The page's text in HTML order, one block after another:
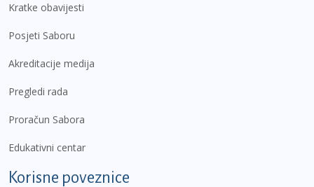
Kratke obavijesti
Posjeti Saboru
Akreditacije medija
Pregledi rada
Proračun Sabora
Edukativni centar
Korisne poveznice